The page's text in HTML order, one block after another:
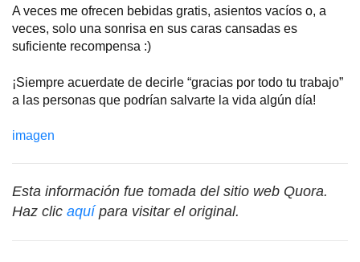
A veces me ofrecen bebidas gratis, asientos vacíos o, a
veces, solo una sonrisa en sus caras cansadas es
suficiente recompensa :)
¡Siempre acuerdate de decirle “gracias por todo tu trabajo”
a las personas que podrían salvarte la vida algún día!
imagen
Esta información fue tomada del sitio web Quora.
Haz clic aquípara visitar el original.